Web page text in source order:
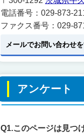
電話番号：029-873-
ファクス番号：029-
メールでお問い合わせ
アンケート
Q1.このページは見つ